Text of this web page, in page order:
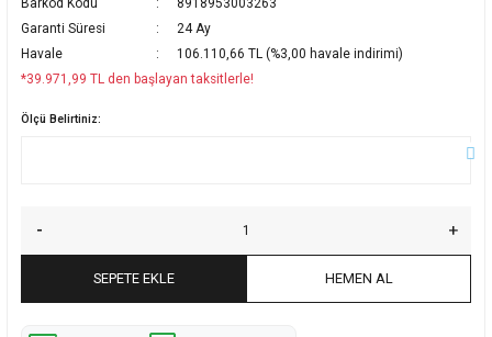
Barkod Kodu
8918953003263
Garanti Süresi
24 Ay
Havale
106.110,66 TL (%3,00 havale indirimi)
*39.971,99 TL den başlayan taksitlerle!
Ölçü Belirtiniz:
SEPETE EKLE HEMEN AL